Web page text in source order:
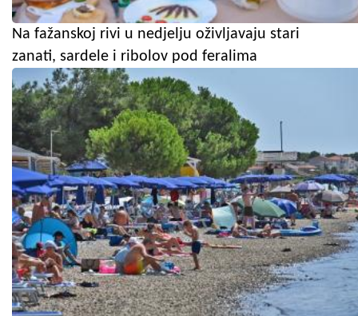
Na fažanskoj rivi u nedjelju oživljavaju stari
zanati, sardele i ribolov pod feralima